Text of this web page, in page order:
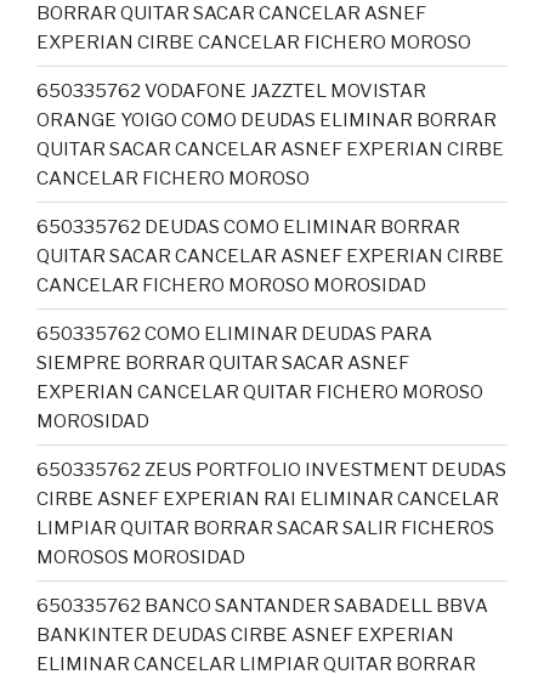
BORRAR QUITAR SACAR CANCELAR ASNEF
EXPERIAN CIRBE CANCELAR FICHERO MOROSO
650335762 VODAFONE JAZZTEL MOVISTAR
ORANGE YOIGO COMO DEUDAS ELIMINAR BORRAR
QUITAR SACAR CANCELAR ASNEF EXPERIAN CIRBE
CANCELAR FICHERO MOROSO
650335762 DEUDAS COMO ELIMINAR BORRAR
QUITAR SACAR CANCELAR ASNEF EXPERIAN CIRBE
CANCELAR FICHERO MOROSO MOROSIDAD
650335762 COMO ELIMINAR DEUDAS PARA
SIEMPRE BORRAR QUITAR SACAR ASNEF
EXPERIAN CANCELAR QUITAR FICHERO MOROSO
MOROSIDAD
650335762 ZEUS PORTFOLIO INVESTMENT DEUDAS
CIRBE ASNEF EXPERIAN RAI ELIMINAR CANCELAR
LIMPIAR QUITAR BORRAR SACAR SALIR FICHEROS
MOROSOS MOROSIDAD
650335762 BANCO SANTANDER SABADELL BBVA
BANKINTER DEUDAS CIRBE ASNEF EXPERIAN
ELIMINAR CANCELAR LIMPIAR QUITAR BORRAR